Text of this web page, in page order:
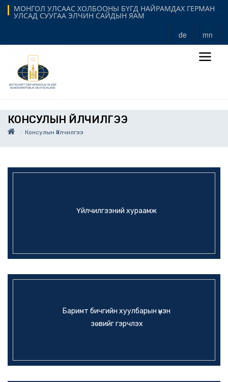
МОНГОЛ УЛСААС ХОЛБООНЫ БҮГД НАЙРАМДАХ ГЕРМАН
УЛСАД СУУГАА ЭЛЧИН САЙДЫН ЯАМ
de mn
КОНСУЛЫН ҮЙЛЧИЛГЭЭ
Консулын Үйлчилгээ
Үйлчилгээний хураамж
Баримт бичгийн хуулбарын үнэн
зөвийг гэрчлэх